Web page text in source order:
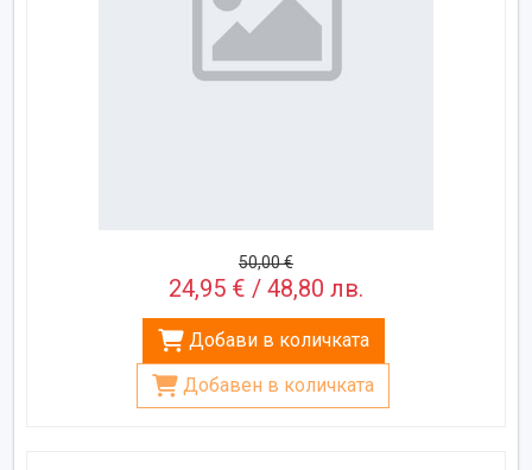
50,00 €
24,95 € / 48,80 лв.
Добави в количката
Добавен в количката